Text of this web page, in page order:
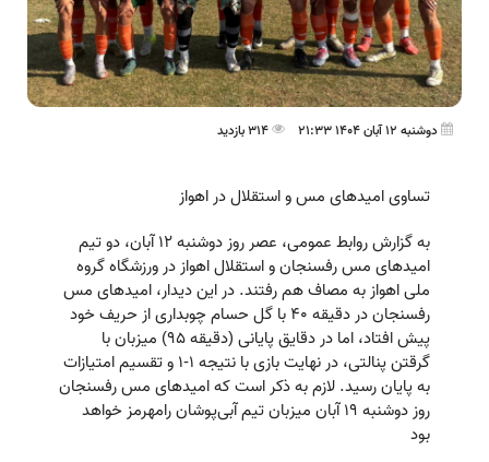
دوشنبه 12 آبان 1404 21:33
تساوی امیدهای مس و استقلال در اهواز
به گزارش روابط عمومی، عصر روز دوشنبه ۱۲ آبان، دو تیم
امیدهای مس رفسنجان و استقلال اهواز در ورزشگاه گروه
ملی اهواز به مصاف هم رفتند. در این دیدار، امیدهای مس
رفسنجان در دقیقه ۴۰ با گل حسام چوبداری از حریف خود
پیش افتاد، اما در دقایق پایانی (دقیقه ۹۵) میزبان با
گرقتن پنالتی، در نهایت بازی با نتیجه ۱-۱ و تقسیم امتیازات
به پایان رسید. لازم به ذکر است که امیدهای مس رفسنجان
روز دوشنبه ۱۹ آبان میزبان تیم آبی‌پوشان رامهرمز خواهد
بود